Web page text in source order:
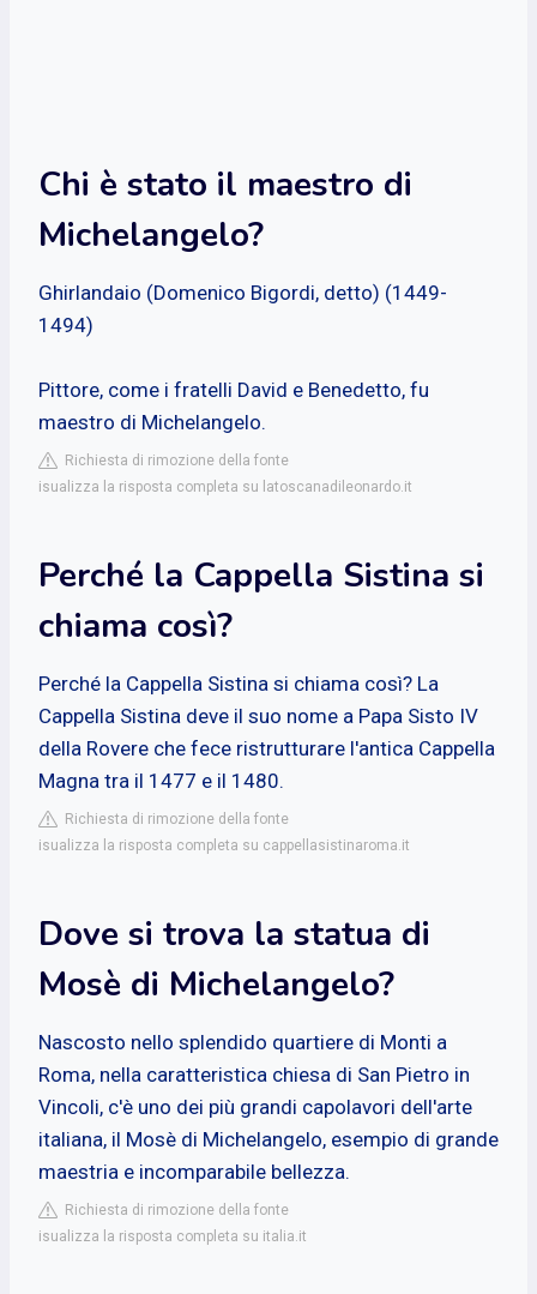
Chi è stato il maestro di
Michelangelo?
Ghirlandaio (Domenico Bigordi, detto) (1449-
1494)
Pittore, come i fratelli David e Benedetto, fu
maestro di Michelangelo.
Richiesta di rimozione della fonte
isualizza la risposta completa su latoscanadileonardo.it
Perché la Cappella Sistina si
chiama così?
Perché la Cappella Sistina si chiama così? La
Cappella Sistina deve il suo nome a Papa Sisto IV
della Rovere che fece ristrutturare l'antica Cappella
Magna tra il 1477 e il 1480.
Richiesta di rimozione della fonte
isualizza la risposta completa su cappellasistinaroma.it
Dove si trova la statua di
Mosè di Michelangelo?
Nascosto nello splendido quartiere di Monti a
Roma, nella caratteristica chiesa di San Pietro in
Vincoli, c'è uno dei più grandi capolavori dell'arte
italiana, il Mosè di Michelangelo, esempio di grande
maestria e incomparabile bellezza.
Richiesta di rimozione della fonte
isualizza la risposta completa su italia.it